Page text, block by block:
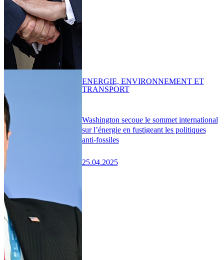
Washington secoue le sommet international
sur l’énergie en fustigeant les politiques
anti-fossiles
25.04.2025
ENERGIE, ENVIRONNEMENT ET
TRANSPORT